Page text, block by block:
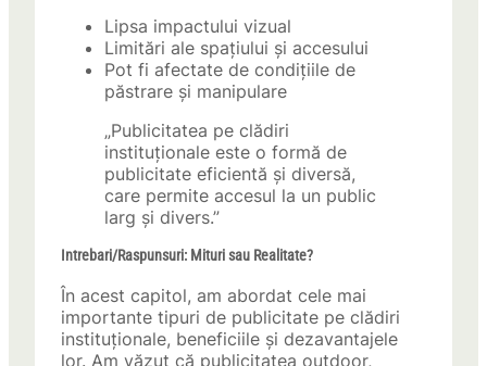
Lipsa impactului vizual
Limitări ale spațiului și accesului
Pot fi afectate de condițiile de
păstrare și manipulare
„Publicitatea pe clădiri
instituționale este o formă de
publicitate eficientă și diversă,
care permite accesul la un public
larg și divers.”
Intrebari/Raspunsuri: Mituri sau Realitate?
În acest capitol, am abordat cele mai
importante tipuri de publicitate pe clădiri
instituționale, beneficiile și dezavantajele
lor. Am văzut că publicitatea outdoor,